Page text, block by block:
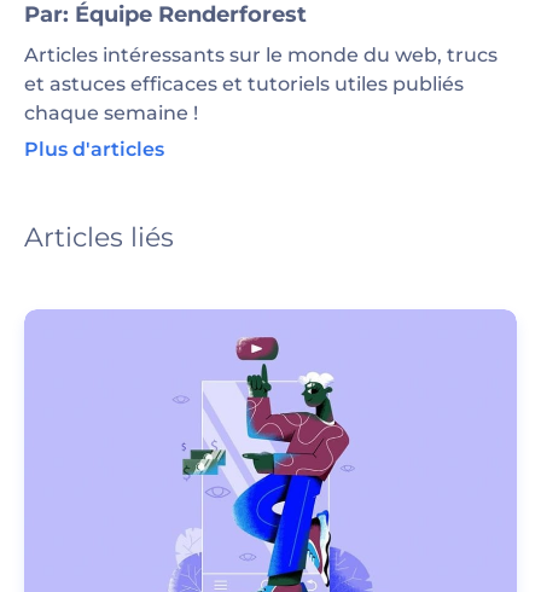
Par: Équipe Renderforest
Articles intéressants sur le monde du web, trucs
et astuces efficaces et tutoriels utiles publiés
chaque semaine !
Plus d'articles
Articles liés